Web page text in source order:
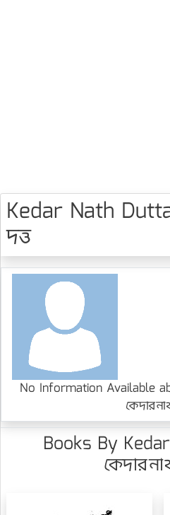
Kedar Nath
দত্ত
No Information Available
Books By